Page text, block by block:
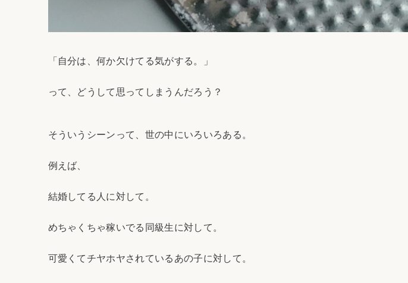
「自分は、何か欠けてる気がする。」
って、どうして思ってしまうんだろう？
そういうシーンって、世の中にいろいろある。
例えば、
結婚してる人に対して。
めちゃくちゃ稼いでる同級生に対して。
可愛くてチヤホヤされているあの子に対して。